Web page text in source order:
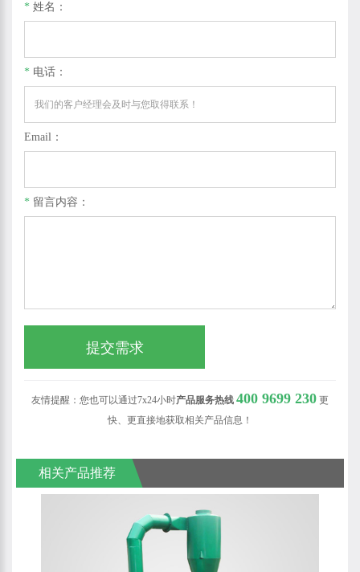
* 姓名：
* 电话：
Email：
* 留言内容：
友情提醒：您也可以通过7x24小时产品服务热线 400 9699 230 更
快、更直接地获取相关产品信息！
相关产品推荐